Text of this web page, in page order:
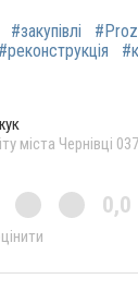
#закупівлі
#реконструкція
міста Чернівці
0,0